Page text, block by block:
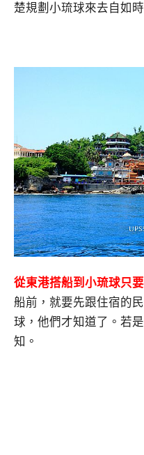
楚規劃小琉球來去自如時
從東港搭船到小琉球只
船前，就要先跟住宿的
球，他們才知道了。若
知。